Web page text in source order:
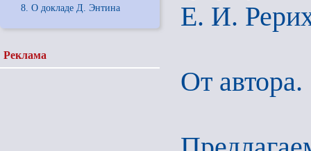
О докладе Д. Энтина
Реклама
Е. И.
От автора.